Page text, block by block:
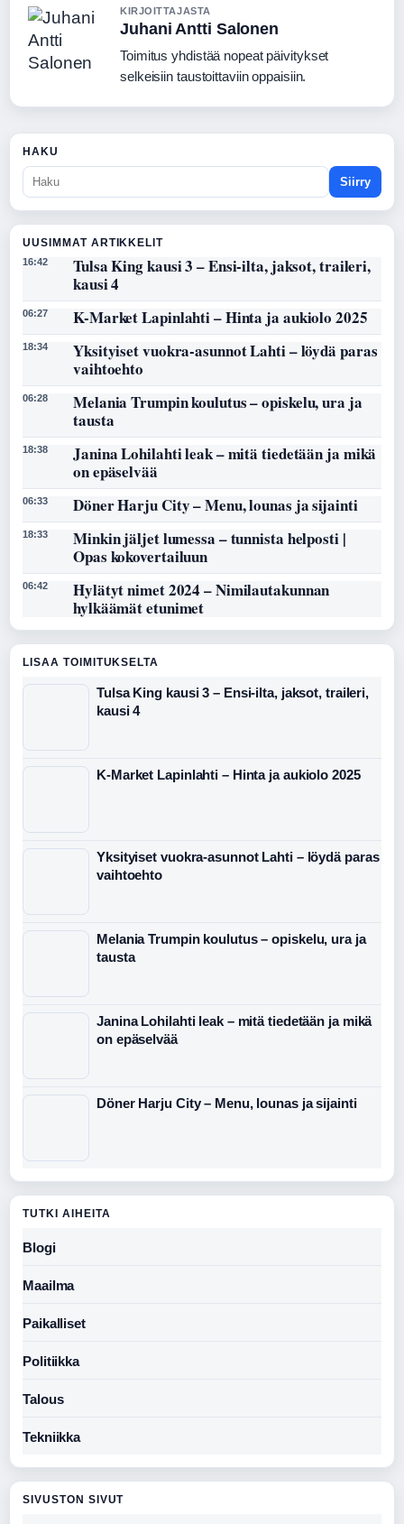
KIRJOITTAJASTA
Juhani Antti Salonen
Toimitus yhdistää nopeat päivitykset
selkeisiin taustoittaviin oppaisiin.
HAKU
Siirry
UUSIMMAT ARTIKKELIT
16:42
Tulsa King kausi 3 – Ensi-ilta, jaksot, traileri,
kausi 4
06:27 K-Market Lapinlahti – Hinta ja aukiolo 2025
18:34
Yksityiset vuokra-asunnot Lahti – löydä paras
vaihtoehto
06:28
Melania Trumpin koulutus – opiskelu, ura ja
tausta
18:38
Janina Lohilahti leak – mitä tiedetään ja mikä
on epäselvää
06:33 Döner Harju City – Menu, lounas ja sijainti
18:33
Minkin jäljet lumessa – tunnista helposti |
Opas kokovertailuun
06:42
Hylätyt nimet 2024 – Nimilautakunnan
hylkäämät etunimet
LISAA TOIMITUKSELTA
Tulsa King kausi 3 – Ensi-ilta, jaksot, traileri,
kausi 4
K-Market Lapinlahti – Hinta ja aukiolo 2025
Yksityiset vuokra-asunnot Lahti – löydä paras
vaihtoehto
Melania Trumpin koulutus – opiskelu, ura ja
tausta
Janina Lohilahti leak – mitä tiedetään ja mikä
on epäselvää
Döner Harju City – Menu, lounas ja sijainti
TUTKI AIHEITA
Blogi
Maailma
Paikalliset
Politiikka
Talous
Tekniikka
SIVUSTON SIVUT